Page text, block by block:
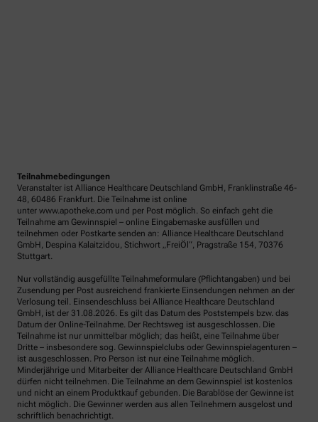
Teilnahmebedingungen
Veranstalter ist Alliance Healthcare Deutschland GmbH, Franklinstraße 46-
48, 60486 Frankfurt. Die Teilnahme ist online
unter www.apotheke.com und per Post möglich. So einfach geht die
Teilnahme am Gewinnspiel – online Eingabemaske ausfüllen und
teilnehmen oder Postkarte senden an: Alliance Healthcare Deutschland
GmbH, Despina Kalaitzidou, Stichwort „FreiÖl“, Pragstraße 154, 70376
Stuttgart.
Nur vollständig ausgefüllte Teilnahmeformulare (Pflichtangaben) und bei
Zusendung per Post ausreichend frankierte Einsendungen nehmen an der
Verlosung teil. Einsendeschluss bei Alliance Healthcare Deutschland
GmbH, ist der 31.08.2026. Es gilt das Datum des Poststempels bzw. das
Datum der Online-Teilnahme. Der Rechtsweg ist ausgeschlossen. Die
Teilnahme ist nur unmittelbar möglich; das heißt, eine Teilnahme über
Dritte – insbesondere sog. Gewinnspielclubs oder Gewinnspielagenturen –
ist ausgeschlossen. Pro Person ist nur eine Teilnahme möglich.
Minderjährige und Mitarbeiter der Alliance Healthcare Deutschland GmbH
dürfen nicht teilnehmen. Die Teilnahme an dem Gewinnspiel ist kostenlos
und nicht an einem Produktkauf gebunden. Die Barablöse der Gewinne ist
nicht möglich. Die Gewinner werden aus allen Teilnehmern ausgelost und
schriftlich benachrichtigt.